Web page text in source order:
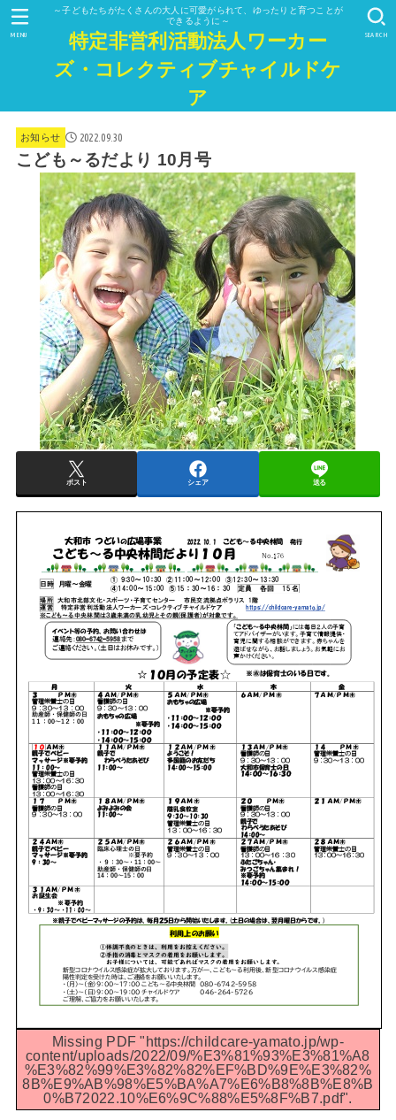
～子どもたちがたくさんの大人に可愛がられて、ゆったりと育つことが
できるように～
特定非営利活動法人ワーカー
ズ・コレクティブチャイルドケ
ア
SEARCH
MENU
お知らせ 2022.09.30
こども～るだより 10月号
ポスト シェア 送る
Missing PDF "https://childcare-yamato.jp/wp-
content/uploads/2022/09/%E3%81%93%E3%81%A8
%E3%82%99%E3%82%82%EF%BD%9E%E3%82%
8B%E9%AB%98%E5%BA%A7%E6%B8%8B%E8%B
0%B72022.10%E6%9C%88%E5%8F%B7.pdf".